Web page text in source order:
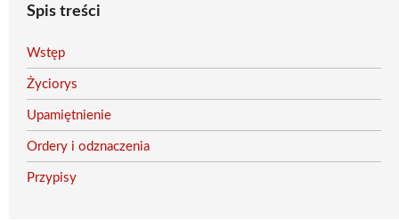
Spis treści
Wstęp
Życiorys
Upamiętnienie
Ordery i odznaczenia
Przypisy